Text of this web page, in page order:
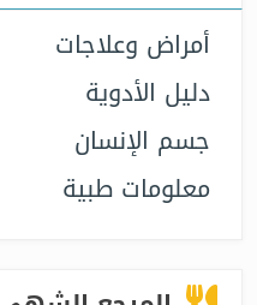
أمراض وعلاجات
دليل الأدوية
جسم الإنسان
معلومات طبية